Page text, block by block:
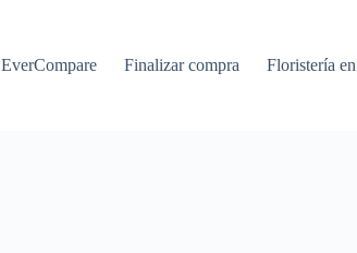
EverCompare Finalizar compra Floristería